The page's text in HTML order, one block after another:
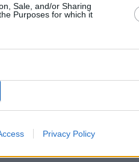
Sale, and/or Sharing
Purposes for which it
Privacy Policy
φαινόμενα θα
στη νησιωτική
τις αρχές της
βοριάδες. «Η
εποχή, οι υψηλές
ο κ. Λαγουβάρδος.